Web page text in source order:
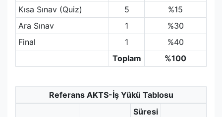
Kısa Sınav (Quiz)
5
%15
Ara Sınav
1
%30
Final
1
%40
Toplam
%100
Referans AKTS-İş Yükü Tablosu
Süresi